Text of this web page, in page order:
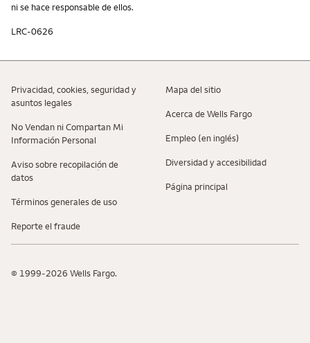
ni se hace responsable de ellos.
LRC-0626
Privacidad, cookies, seguridad y
asuntos legales
No Vendan ni Compartan Mi
Información Personal
Aviso sobre recopilaciؚón de
datos
Términos generales de uso
Reporte el fraude
Mapa del sitio
Acerca de Wells Fargo
Empleo (en inglés)
Diversidad y accesibilidad
Página principal
© 1999-2026 Wells Fargo.